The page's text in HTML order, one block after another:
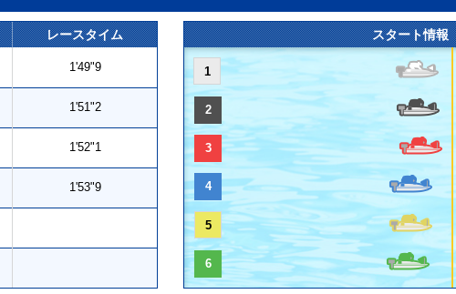
レースタイム
1'49"9
1'51"2
1'52"1
1'53"9
スタート情報
1
2
3
4
5
6